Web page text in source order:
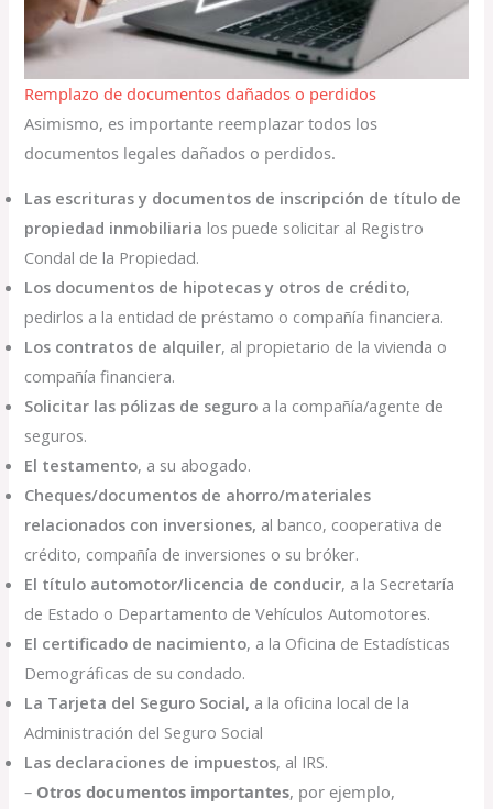
Remplazo de documentos dañados o perdidos
Asimismo, es importante reemplazar todos los
documentos legales dañados o perdidos.
Las escrituras y documentos de inscripción de título de
propiedad inmobiliarialos puede solicitar al Registro
Condal de la Propiedad.
Los documentos de hipotecas y otros de crédito,
pedirlos a la entidad de préstamo o compañía financiera.
Los contratos de alquiler, al propietario de la vivienda o
compañía financiera.
Solicitar las pólizas de seguro a la compañía/agente de
seguros.
El testamento, a su abogado.
Cheques/documentos de ahorro/materiales
relacionados con inversiones, al banco, cooperativa de
crédito, compañía de inversiones o su bróker.
El título automotor/licencia de conducir, a la Secretaría
de Estado o Departamento de Vehículos Automotores.
El certificado de nacimiento, a la Oficina de Estadísticas
Demográficas de su condado.
La Tarjeta del Seguro Social, a la oficina local de la
Administración del Seguro Social
Las declaraciones de impuestos, al IRS.
– Otros documentos importantes, por ejemplo,